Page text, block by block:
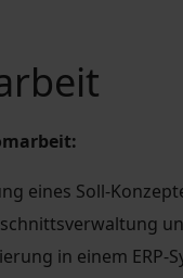
eines Soll-
in einem ERP-